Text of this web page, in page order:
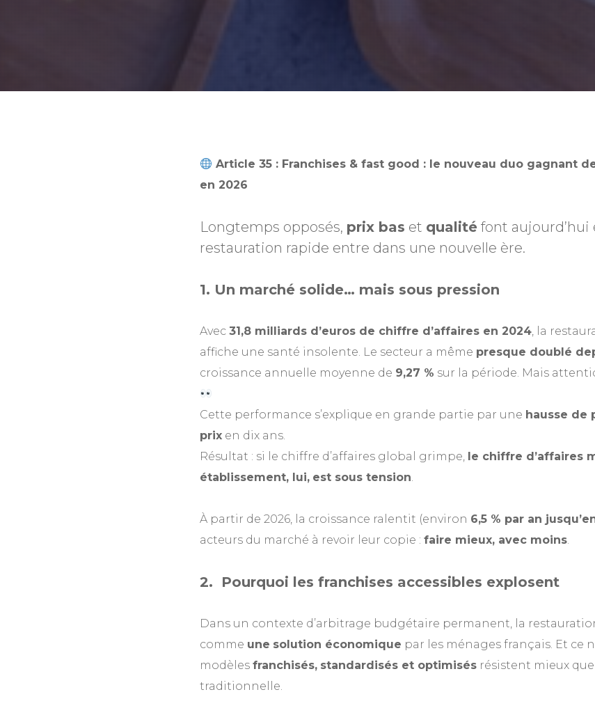
Article 35 : Franchises & fast good : le nouveau duo gagnant
en 2026
Longtemps opposés, prix bas et qualité font aujourd’hui
restauration rapide entre dans une nouvelle ère.
1. Un marché solide… mais sous pression
Avec 31,8 milliards d’euros de chiffre d’affaires en 2024, la
affiche une santé insolente. Le secteur a même presque doublé
croissance annuelle moyenne de 9,27 % sur la période. Mais
Cette performance s’explique en grande partie par une hausse de
prix en dix ans.
Résultat : si le chiffre d’affaires global grimpe, le chiffre d’affaires
établissement, lui, est sous tension.
À partir de 2026, la croissance ralentit (environ 6,5 % par an
acteurs du marché à revoir leur copie : faire mieux, avec moins.
2. Pourquoi les franchises accessibles explosent
Dans un contexte d’arbitrage budgétaire permanent, la
comme une solution économique par les ménages français. Et ce
modèles franchisés, standardisés et optimisés résistent mieux
traditionnelle.